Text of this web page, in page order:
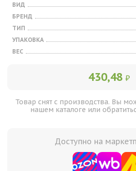
ВИД
БРЕНД
ТИП
УПАКОВКА
ВЕС
430,48 ₽
Товар снят с производства. Вы
нашем каталоге или
Доступно на